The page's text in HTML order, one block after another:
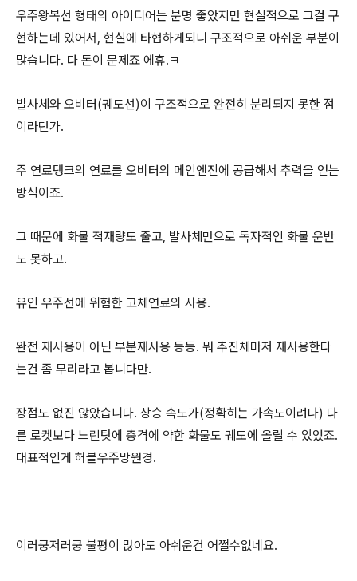
우주왕복선 형태의 아이디어는 분명 좋았지만 현실적으로 그걸 구
현하는데 있어서, 현실에 타협하게되니 구조적으로 아쉬운 부분이
많습니다. 다 돈이 문제죠 에휴.ㅋ
발사체와 오비터(궤도선)이 구조적으로 완전히 분리되지 못한 점
이라던가.
주 연료탱크의 연료를 오비터의 메인엔진에 공급해서 추력을 얻는
방식이죠.
그 때문에 화물 적재량도 줄고, 발사체만으로 독자적인 화물 운반
도 못하고.
유인 우주선에 위험한 고체연료의 사용.
완전 재사용이 아닌 부분재사용 등등. 뭐 추진체마저 재사용한다
는건 좀 무리라고 봅니다만.
장점도 없진 않았습니다. 상승 속도가(정확히는 가속도이려나) 다
른 로켓보다 느린탓에 충격에 약한 화물도 궤도에 올릴 수 있었죠.
대표적인게 허블우주망원경.
이러쿵저러쿵 불평이 많아도 아쉬운건 어쩔수없네요.